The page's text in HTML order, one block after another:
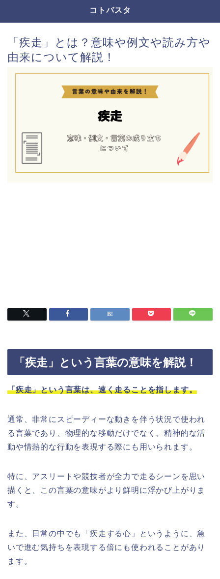
コトバスタ
「疾走」とは？意味や例文や読み方や
由来について解説！
「疾走」という言葉の意味を解説！
「疾走」という言葉は、速く走ることを指します。
通常、非常にスピーディーな動きを伴う状況で使われ
る言葉であり、物理的な移動だけでなく、精神的な活
動や情熱的な行動を表現する際にも用いられます。
特に、アスリートや競技者が全力で走るシーンを思い
描くと、この言葉の意味がより鮮明に浮かび上がりま
す。
また、日常の中でも「疾走する心」というように、急
いで進む気持ちを表現する倍にも使われることがあり
ます。